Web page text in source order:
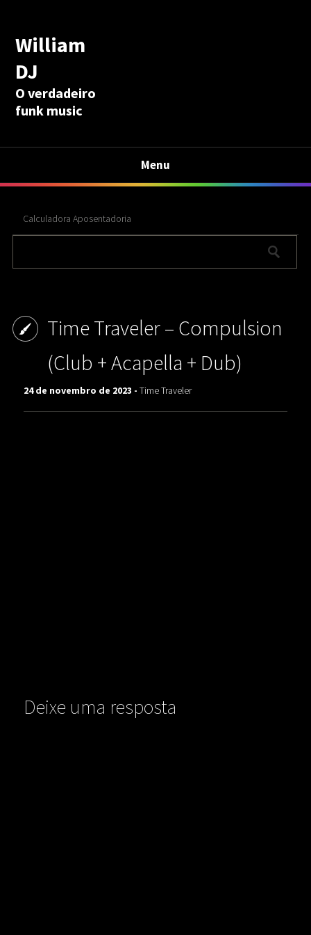
William
DJ
O verdadeiro
funk music
Menu
Calculadora Aposentadoria
Time Traveler ‎– Compulsion
(Club + Acapella + Dub)
24 de novembro de 2023 -Time Traveler
Deixe uma resposta